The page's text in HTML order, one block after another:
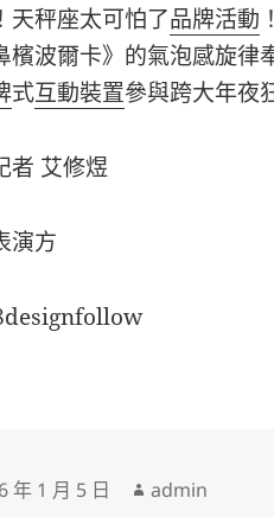
天秤座太可怕了品牌活動
檳波爾卡》的氣泡感旋
式互動裝置參與跨大年夜
者 艾修煜
演方
年 1 月 5 日
作
admin